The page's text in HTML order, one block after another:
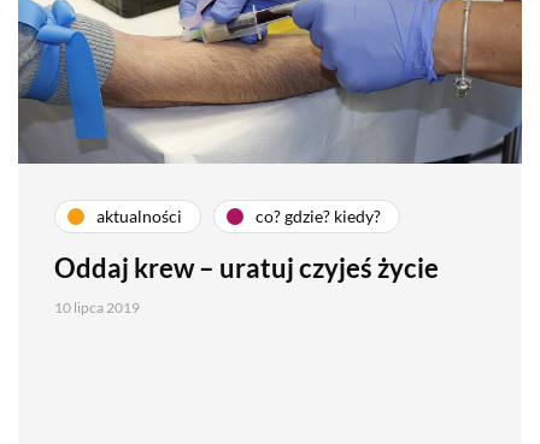
aktualności co? gdzie? kiedy?
Oddaj krew – uratuj czyjeś życie
10 lipca 2019